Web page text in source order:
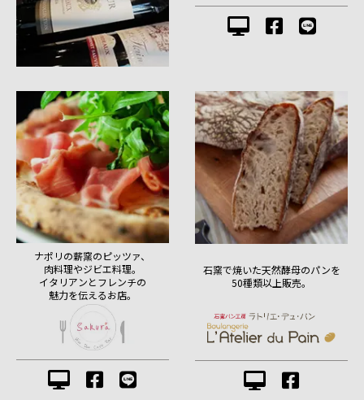
ナポリの薪窯のピッツァ、
肉料理やジビエ料理。
イタリアンとフレンチの
魅力を伝えるお店。
石窯で焼いた天然酵母のパンを
50種類以上販売。